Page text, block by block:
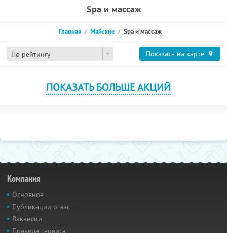
Spa и массаж
По рейтингу
Главная Майские Spa и массаж
Показать на карте
ПОКАЗАТЬ БОЛЬШЕ АКЦИЙ
Компания
Основное
Публикации о нас
Вакансии
Правила сервиса